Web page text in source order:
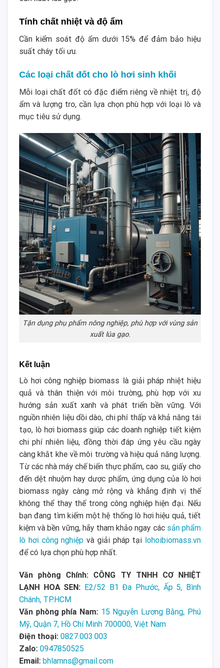
Tính chất nhiệt và độ ẩm
Cần kiểm soát độ ẩm dưới 15% để đảm bảo hiệu
suất cháy tối ưu.
Các loại chất đốt cho lò hơi sinh khối
Mỗi loại chất đốt có đặc điểm riêng về nhiệt trị, độ
ẩm và lượng tro, cần lựa chọn phù hợp với loại lò và
mục tiêu sử dụng.
Tận dụng phụ phẩm nông nghiệp, phù hợp với vùng sản
xuất lúa gạo.
Kết luận
Lò hơi công nghiệp biomass là giải pháp nhiệt hiệu
quả và thân thiện với môi trường, phù hợp với xu
hướng sản xuất xanh và phát triển bền vững. Với
nguồn nhiên liệu dồi dào, chi phí thấp và khả năng tái
tạo, lò hơi biomass giúp các doanh nghiệp tiết kiệm
chi phí nhiên liệu, đồng thời đáp ứng yêu cầu ngày
càng khắt khe về môi trường và hiệu quả năng lượng.
Từ các nhà máy chế biến thực phẩm, cao su, giấy cho
đến dệt nhuộm hay dược phẩm, ứng dụng của lò hơi
biomass ngày càng mở rộng và khẳng định vị thế
không thể thay thế trong công nghiệp hiện đại. Nếu
bạn đang tìm kiếm một hệ thống lò hơi hiệu quả, tiết
kiệm và bền vững, hãy tham khảo ngay các sản phẩm
lò hơi công nghiệp và giải pháp tại lohoibiomass.vn
để có lựa chọn phù hợp nhất.
Văn phòng Chính: CÔNG TY TNHH CƠ NHIỆT
LẠNH HOA SEN: E2/52 B1 Đa Phước, Ấp 5, Bình
Chánh, TP.HCM
Văn phòng phía Nam: 15 Nguyễn Lương Bằng, Phú
Mỹ, Quận 7, Hồ Chí Minh 700000, Việt Nam
Điện thoại: 0827.003.003
Zalo: 0947850525
Email: bhlamns@gmail.com